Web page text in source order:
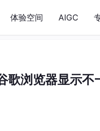
体验空间 AIGC
歌浏览器显示不